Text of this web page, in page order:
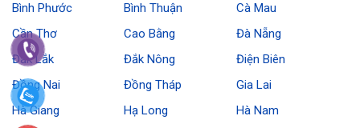
Bình Phước
Bình Thuận
Cà Mau
Cần Thơ
Cao Bằng
Đà Nẵng
Đắk Lắk
Đắk Nông
Điện Biên
Đồng Nai
Đồng Tháp
Gia Lai
Hà Giang
Hạ Long
Hà Nam